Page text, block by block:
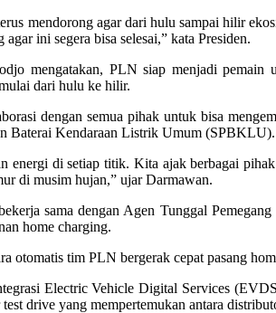
mendorong agar dari hulu sampai hilir
ini segera bisa selesai,” kata Presiden.
mengatakan, PLN siap menjadi
dari hulu ke hilir.
dengan semua pihak untuk bisa
Baterai Kendaraan Listrik Umum
energi di setiap titik. Kita ajak berbagai
di musim hujan,” ujar Darmawan.
sama dengan Agen Tunggal
home charging.
otomatis tim PLN bergerak cepat pasang
Electric Vehicle Digital Services
drive yang mempertemukan antara